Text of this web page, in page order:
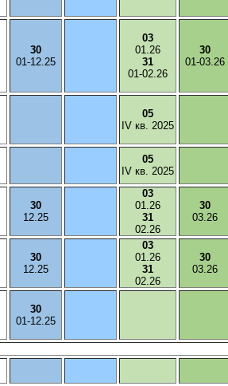
30
01-12.25
03
01.26
31
01-02.26
30
01-03.26
05
IV кв. 2025
05
IV кв. 2025
30
12.25
03
01.26
31
02.26
30
03.26
30
12.25
03
01.26
31
02.26
30
03.26
30
01-12.25